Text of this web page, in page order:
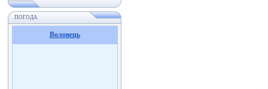
ПОГОДА
Воловець